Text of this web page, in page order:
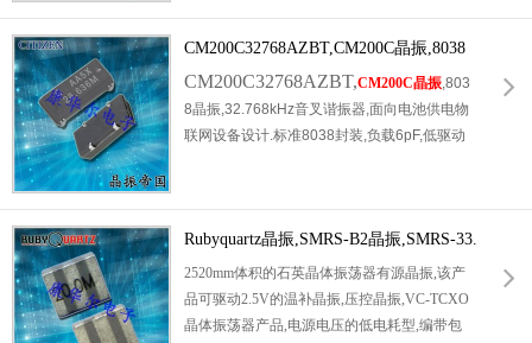
位,脱落等问题,极大提升消费电子产品量产良
率.依托成熟音叉谐振工艺,起振速度快,运行稳
定,无停振,跳频等故障,完美适配各类消费电子
时钟计时,定时唤醒功能.原厂12.87111专属编
码,批次一致性高,参数标准化,适配小家电,数码
38351.
CM200C32768AZBT,CM200C晶振,8038
晶振
CM200C32768AZBT,CM200C晶振,803
8晶振,32.768kHz音叉谐振器,面向电池供电物
联网设备设计.标准8038封装,负载6pF,低驱动
自动贴装产线.宽温范围-40℃至85℃运行稳定,
高低温环境频率漂移小,规避低温停振风险.大
量应用于无线传感器,GPS定位模块,智能水表
电表,安防探测终端.原厂出厂全参数检测,参数
离散性小,支持样品测试,适合长期量产搭建精
Rubyquartz晶振,SMRS-B2晶振,SMRS-33.
86-B2晶振
2520mm体积的石英晶体振荡器有源晶振,该产
品可驱动2.5V的温补晶振,压控晶振,VC-TCXO
晶体振荡器产品,电源电压的低电耗型,编带包